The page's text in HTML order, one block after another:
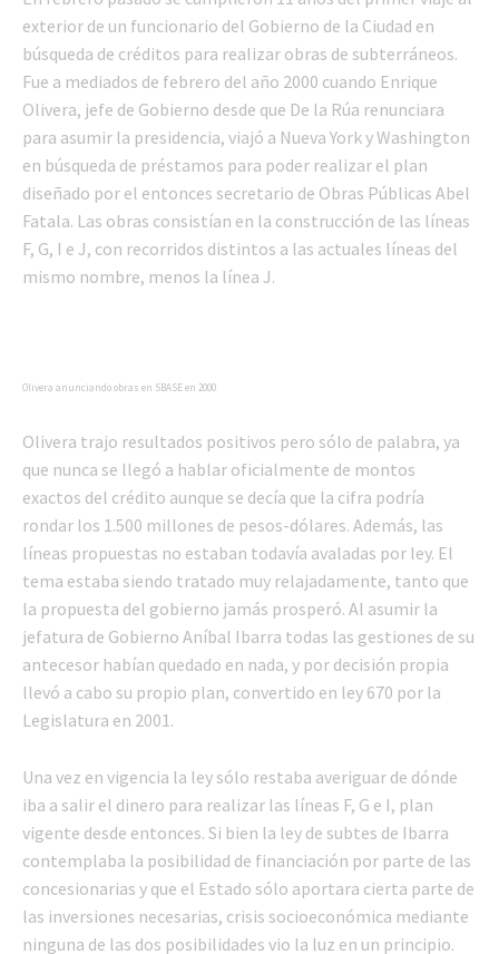
exterior de un funcionario del Gobierno de la Ciudad en
búsqueda de créditos para realizar obras de subterráneos.
Fue a mediados de febrero del año 2000 cuando Enrique
Olivera, jefe de Gobierno desde que De la Rúa renunciara
para asumir la presidencia, viajó a Nueva York y Washington
en búsqueda de préstamos para poder realizar el plan
diseñado por el entonces secretario de Obras Públicas Abel
Fatala. Las obras consistían en la construcción de las líneas
F, G, I e J, con recorridos distintos a las actuales líneas del
mismo nombre, menos la línea J.
Olivera anunciando obras en SBASE en 2000
Olivera trajo resultados positivos pero sólo de palabra, ya
que nunca se llegó a hablar oficialmente de montos
exactos del crédito aunque se decía que la cifra podría
rondar los 1.500 millones de pesos-dólares. Además, las
líneas propuestas no estaban todavía avaladas por ley. El
tema estaba siendo tratado muy relajadamente, tanto que
la propuesta del gobierno jamás prosperó. Al asumir la
jefatura de Gobierno Aníbal Ibarra todas las gestiones de su
antecesor habían quedado en nada, y por decisión propia
llevó a cabo su propio plan, convertido en ley 670 por la
Legislatura en 2001.
Una vez en vigencia la ley sólo restaba averiguar de dónde
iba a salir el dinero para realizar las líneas F, G e I, plan
vigente desde entonces. Si bien la ley de subtes de Ibarra
contemplaba la posibilidad de financiación por parte de las
concesionarias y que el Estado sólo aportara cierta parte de
las inversiones necesarias, crisis socioeconómica mediante
ninguna de las dos posibilidades vio la luz en un principio.